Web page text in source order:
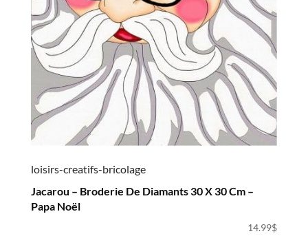
loisirs-creatifs-bricolage
Jacarou – Broderie De Diamants 30 X 30 Cm –
Papa Noël
14.99$